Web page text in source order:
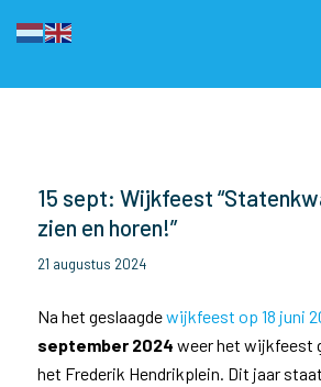
15 sept: Wijkfeest
zien en horen!”
21 augustus 2024
Na het geslaagdewijkfeest op 18 juni
september 2024 weer het wijkfeest
het Frederik Hendrikplein. Dit jaar